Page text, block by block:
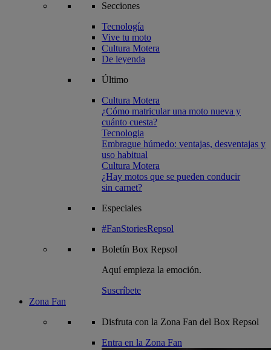
Secciones
Tecnología
Vive tu moto
Cultura Motera
De leyenda
Último
Cultura Motera
¿Cómo matricular una moto nueva y
cuánto cuesta?
Tecnologia
Embrague húmedo: ventajas, desventajas y
uso habitual
Cultura Motera
¿Hay motos que se pueden conducir
sin carnet?
Especiales
#FanStoriesRepsol
Boletín Box Repsol
Aquí empieza la emoción.
Suscríbete
Zona Fan
Disfruta con la Zona Fan del Box Repsol
Entra en la Zona Fan